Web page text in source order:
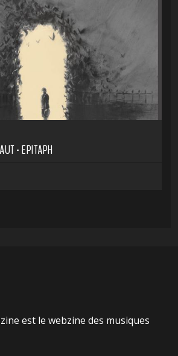
- EPITAPH
est le webzine des musiques